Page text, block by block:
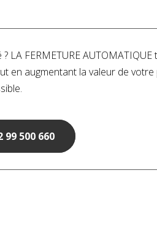
LA FERMETURE
en augmentant la valeur de
99 500 660